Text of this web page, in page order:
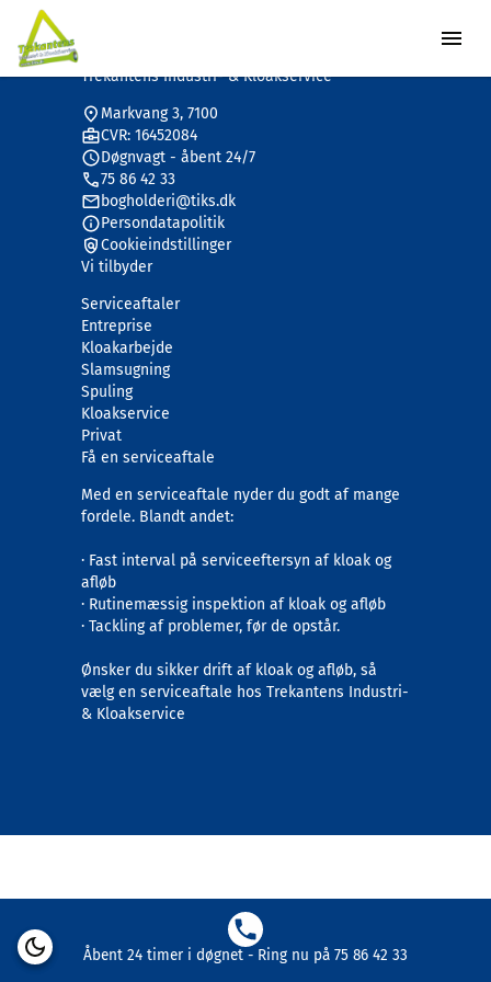
Åbent 24 timer i døgnet - Ring nu på 75 86 42 33
Trekantens Industri- & Kloakservice
Markvang 3, 7100
CVR: 16452084
Døgnvagt - åbent 24/7
75 86 42 33
bogholderi@tiks.dk
Persondatapolitik
Cookieindstillinger
Vi tilbyder
Serviceaftaler
Entreprise
Kloakarbejde
Slamsugning
Spuling
Kloakservice
Privat
Få en serviceaftale
Med en serviceaftale nyder du godt af mange
fordele. Blandt andet:
· Fast interval på serviceeftersyn af kloak og
afløb
· Rutinemæssig inspektion af kloak og afløb
· Tackling af problemer, før de opstår.
Ønsker du sikker drift af kloak og afløb, så
vælg en serviceaftale hos Trekantens Industri-
& Kloakservice